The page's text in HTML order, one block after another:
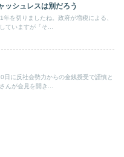
ッシュレスは別だろう
を切りましたね。政府が増税による、
ていますが「そ...
日に反社会勢力からの金銭授受で謹慎と
んが会見を開き...